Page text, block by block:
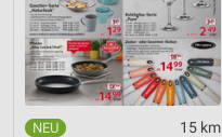
15 km